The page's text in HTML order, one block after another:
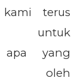
terus
untuk
apa yang
oleh